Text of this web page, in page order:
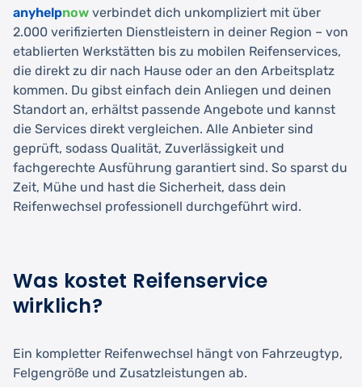
anyhelpnow verbindet dich unkompliziert mit über
2.000 verifizierten Dienstleistern in deiner Region – von
etablierten Werkstätten bis zu mobilen Reifenservices,
die direkt zu dir nach Hause oder an den Arbeitsplatz
kommen. Du gibst einfach dein Anliegen und deinen
Standort an, erhältst passende Angebote und kannst
die Services direkt vergleichen. Alle Anbieter sind
geprüft, sodass Qualität, Zuverlässigkeit und
fachgerechte Ausführung garantiert sind. So sparst du
Zeit, Mühe und hast die Sicherheit, dass dein
Reifenwechsel professionell durchgeführt wird.
Was kostet Reifenservice
wirklich?
Ein kompletter Reifenwechsel hängt von Fahrzeugtyp,
Felgengröße und Zusatzleistungen ab.